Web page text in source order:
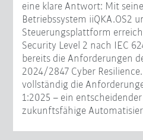
eine klare Antwort: Mit
Betriebssystem iiQKA.OS2
Steuerungsplattform
Security Level 2 nach IEC
bereits die Anforderungen
2024/2847 Cyber
vollständig die
1:2025 – ein
zukunftsfähige